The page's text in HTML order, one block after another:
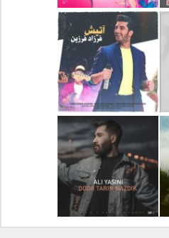
دانلود آهنگ جدید علی
لهراسبی بنام صورت
دانلود آهنگ جدید فرزاد
فرزین بنام آتیش